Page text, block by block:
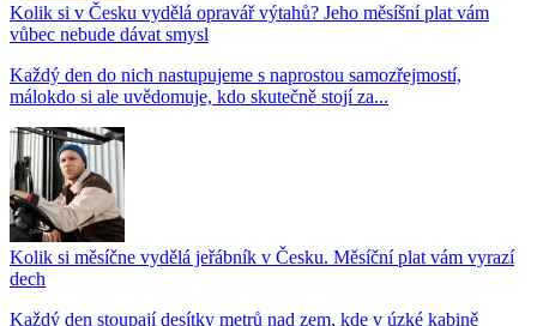
Kolik si v Česku vydělá opravář výtahů? Jeho měsíšní plat vám
vůbec nebude dávat smysl
Každý den do nich nastupujeme s naprostou samozřejmostí,
málokdo si ale uvědomuje, kdo skutečně stojí za...
Kolik si měsíčne vydělá jeřábník v Česku. Měsíční plat vám vyrazí
dech
Každý den stoupají desítky metrů nad zem, kde v úzké kabině